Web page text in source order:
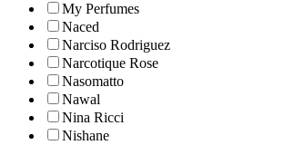
My Perfumes
Naced
Narciso Rodriguez
Narcotique Rose
Nasomatto
Nawal
Nina Ricci
Nishane